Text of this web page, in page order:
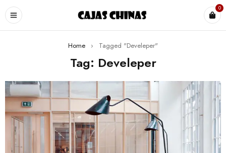
0
Home › Tagged "Develeper"
Tag: Develeper